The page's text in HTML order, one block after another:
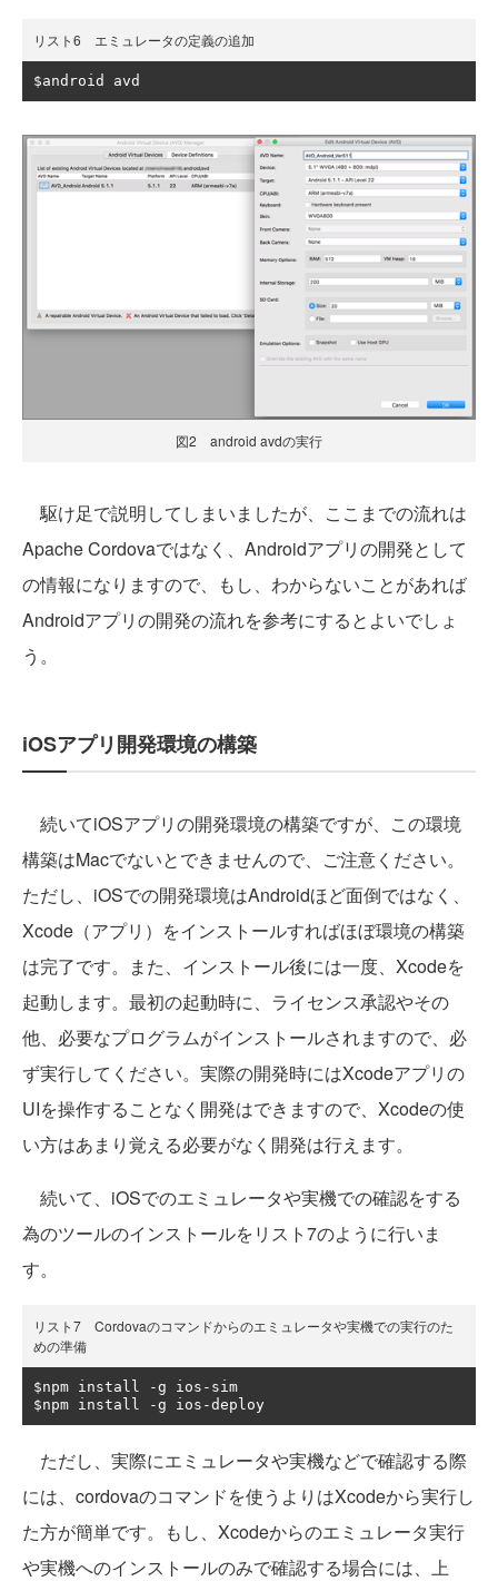
リスト6 エミュレータの定義の追加
$android avd
図2 android avdの実行
駆け足で説明してしまいましたが、ここまでの流れは
Apache Cordovaではなく、Androidアプリの開発として
の情報になりますので、もし、わからないことがあれば
Androidアプリの開発の流れを参考にするとよいでしょ
う。
iOSアプリ開発環境の構築
続いてiOSアプリの開発環境の構築ですが、この環境
構築はMacでないとできませんので、ご注意ください。
ただし、iOSでの開発環境はAndroidほど面倒ではなく、
Xcode（アプリ）をインストールすればほぼ環境の構築
は完了です。また、インストール後には一度、Xcodeを
起動します。最初の起動時に、ライセンス承認やその
他、必要なプログラムがインストールされますので、必
ず実行してください。実際の開発時にはXcodeアプリの
UIを操作することなく開発はできますので、Xcodeの使
い方はあまり覚える必要がなく開発は行えます。
続いて、iOSでのエミュレータや実機での確認をする
為のツールのインストールをリスト7のように行いま
す。
リスト7 Cordovaのコマンドからのエミュレータや実機での実行のた
めの準備
$npm install -g ios - sim
$npm install
-g ios -deploy
ただし、実際にエミュレータや実機などで確認する際
には、cordovaのコマンドを使うよりはXcodeから実行し
た方が簡単です。もし、Xcodeからのエミュレータ実行
や実機へのインストールのみで確認する場合には、上